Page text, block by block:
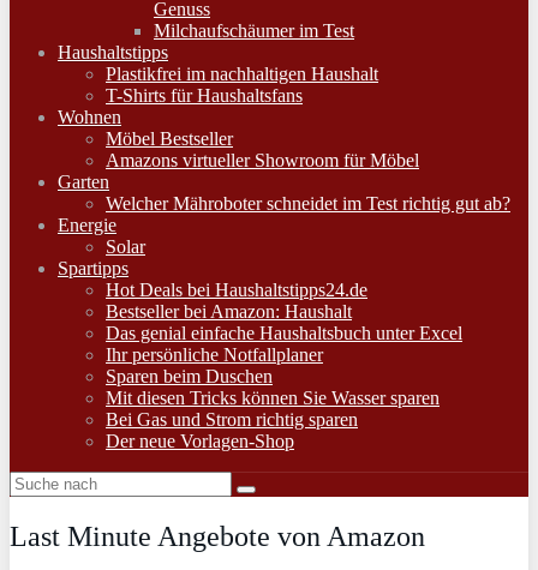
Genuss
Milchaufschäumer im Test
Haushaltstipps
Plastikfrei im nachhaltigen Haushalt
T-Shirts für Haushaltsfans
Wohnen
Möbel Bestseller
Amazons virtueller Showroom für Möbel
Garten
Welcher Mähroboter schneidet im Test richtig gut ab?
Energie
Solar
Spartipps
Hot Deals bei Haushaltstipps24.de
Bestseller bei Amazon: Haushalt
Das genial einfache Haushaltsbuch unter Excel
Ihr persönliche Notfallplaner
Sparen beim Duschen
Mit diesen Tricks können Sie Wasser sparen
Bei Gas und Strom richtig sparen
Der neue Vorlagen-Shop
Last Minute Angebote von Amazon